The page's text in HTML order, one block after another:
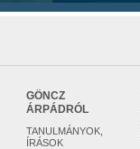
GÖNCZ
ÁRPÁDRÓL
TANULMÁNYOK,
ÍRÁSOK